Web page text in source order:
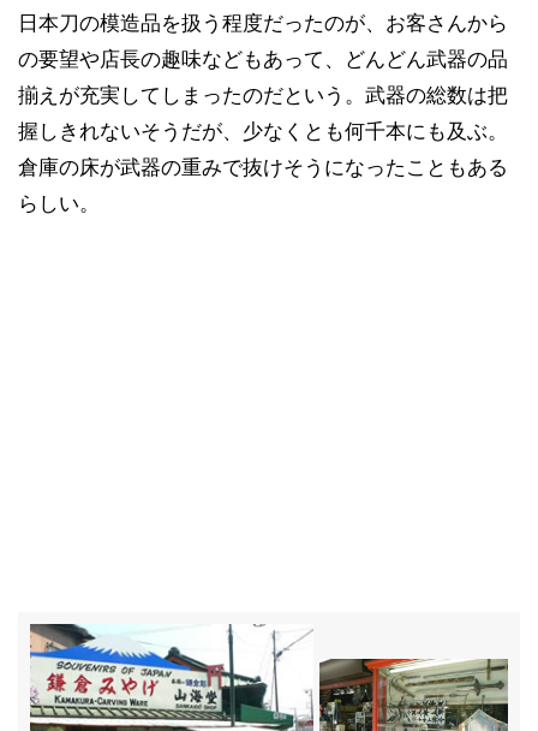
日本刀の模造品を扱う程度だったのが、お客さんから
の要望や店長の趣味などもあって、どんどん武器の品
揃えが充実してしまったのだという。武器の総数は把
握しきれないそうだが、少なくとも何千本にも及ぶ。
倉庫の床が武器の重みで抜けそうになったこともある
らしい。